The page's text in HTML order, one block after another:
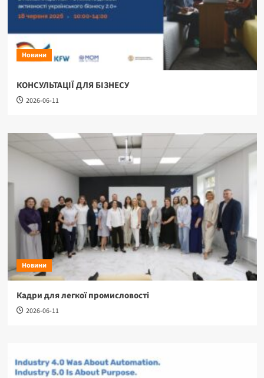
Новини
КОНСУЛЬТАЦІЇ ДЛЯ БІЗНЕСУ
2026-06-11
Новини
Кадри для легкої промисловості
2026-06-11